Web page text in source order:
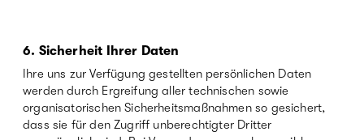
6. Sicherheit Ihrer Daten
Ihre uns zur Verfügung gestellten persönlichen Daten
werden durch Ergreifung aller technischen sowie
organisatorischen Sicherheitsmaßnahmen so gesichert,
dass sie für den Zugriff unberechtigter Dritter